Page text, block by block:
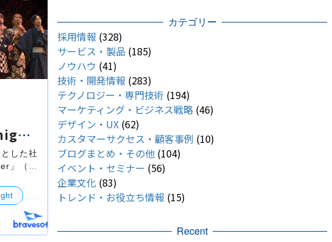
した社
」（通
今
カテゴリー
採用情報 (328)
サービス・製品 (185)
ノウハウ (41)
技術・開発情報 (283)
テクノロジー・専門技術 (194)
マーケティング・ビジネス戦略 (46)
デザイン・UX (62)
カスタマーサクセス・顧客事例 (10)
ブログまとめ・その他 (104)
イベント・セミナー (56)
企業文化 (83)
トレンド・お役立ち情報 (15)
Recent